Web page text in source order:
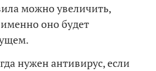
можно увеличить,
оно будет
нужен антивирус, если